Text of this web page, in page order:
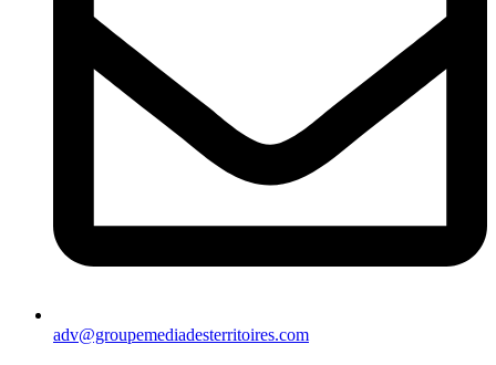
adv@groupemediadesterritoires.com